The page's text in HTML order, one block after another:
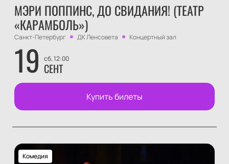
МЭРИ ПОППИНС, ДО СВИДАНИЯ! (ТЕАТР
«КАРАМБОЛЬ»)
Санкт-Петербург ДК Ленсовета Концертный зал
19 сб, 12:00
СЕНТ
Купить билеты
Комедия